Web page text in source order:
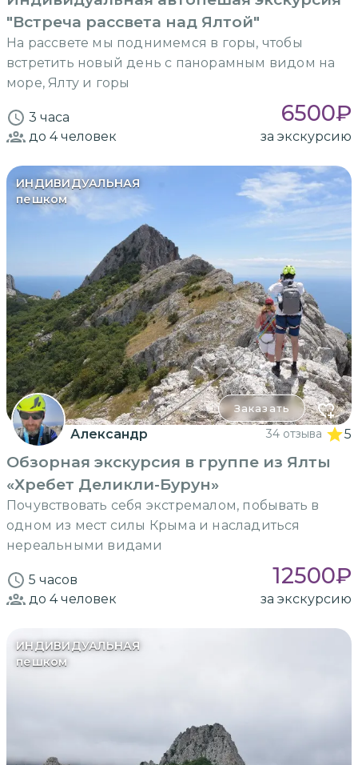
"Встреча рассвета над Ялтой"
На рассвете мы поднимемся в горы, чтобы
встретить новый день с панорамным видом на
море, Ялту и горы
3 часа 6500₽
до 4человек за экскурсию
ИНДИВИДУАЛЬНАЯ
пешком
Заказать
Александр 34 отзыва 5
Обзорная экскурсия в группе из Ялты
«Хребет Деликли-Бурун»
Почувствовать себя экстремалом, побывать в
одном из мест силы Крыма и насладиться
нереальными видами
5 часов 12500₽
до 4человек за экскурсию
ИНДИВИДУАЛЬНАЯ
пешком